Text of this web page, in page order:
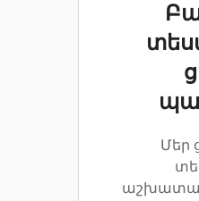
Մեր